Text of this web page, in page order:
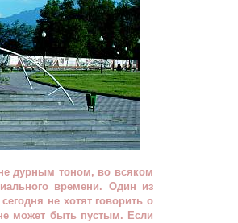
дурным тоном, во всяком
времени. Один из
не хотят говорить о
может быть пустым. Если